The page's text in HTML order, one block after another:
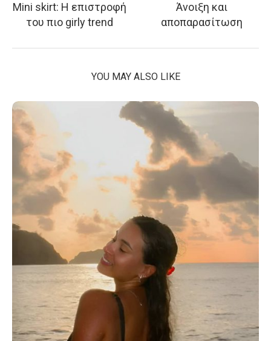
Mini skirt: Η επιστροφή
του πιο girly trend
Άνοιξη και
αποπαρασίτωση
YOU MAY ALSO LIKE